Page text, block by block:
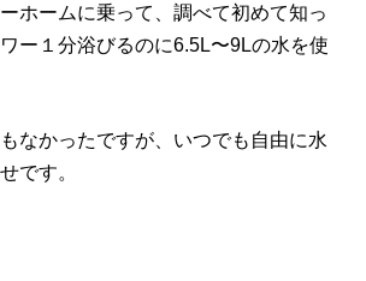
ホームに乗って、調べて初めて知っ
ー１分浴びるのに6.5L〜9Lの水を使
なかったですが、いつでも自由に水
です。